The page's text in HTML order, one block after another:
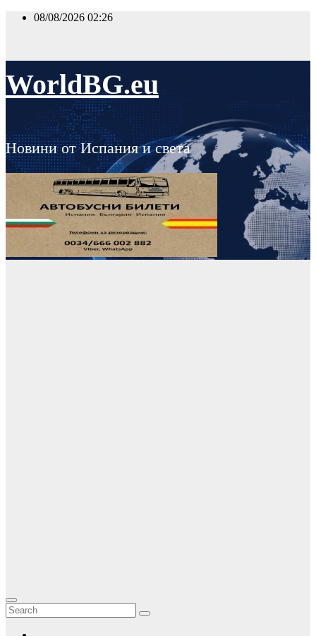
Skip
08/08/2026 02:26
WorldBG.eu
Новини от Испания и света